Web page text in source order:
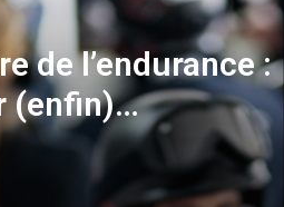
de l’endurance :
(enfin)
course
Mans Series